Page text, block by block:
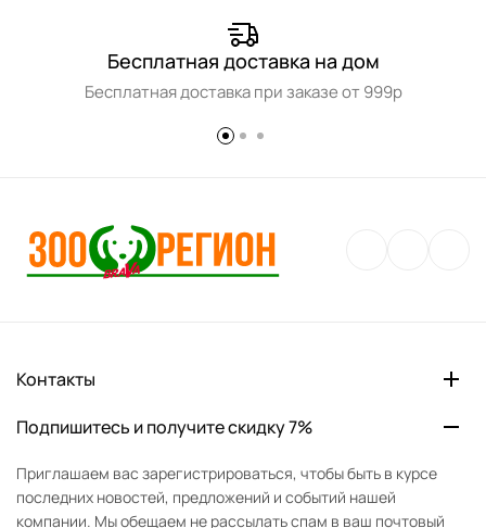
Бесплатная доставка на дом
Бесплатная доставка при заказе от 999р
Контакты
Подпишитесь и получите скидку 7%
Приглашаем вас зарегистрироваться, чтобы быть в курсе
последних новостей, предложений и событий нашей
компании. Мы обещаем не рассылать спам в ваш почтовый